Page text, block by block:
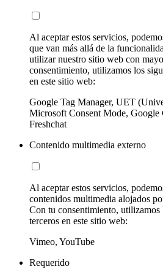
Al aceptar estos servicios,
que van más allá de la
utilizar nuestro sitio web con
consentimiento, utilizamos los
en este sitio web:
Google Tag Manager, UET
Microsoft Consent Mode, Google
Freshchat
Contenido multimedia externo
Al aceptar estos servicios,
contenidos multimedia alojados
Con tu consentimiento, utilizamos
terceros en este sitio web:
Vimeo, YouTube
Requerido